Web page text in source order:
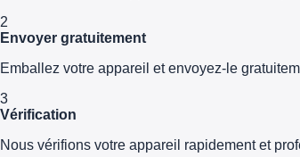
2
Envoyer gratuitement
Emballez votre appareil et envoyez-le
3
Vérification
Nous vérifions votre appareil rapidement et